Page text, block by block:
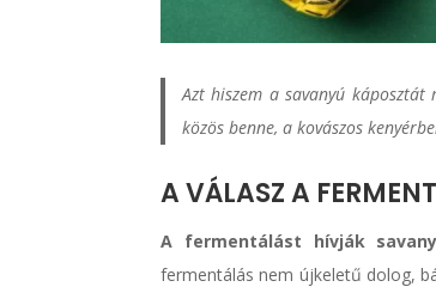
Azt hiszem a savanyú
közös benne, a kovászos
A VÁLASZ A
A fermentálást hívják
fermentálás nem újkeletű dolog,